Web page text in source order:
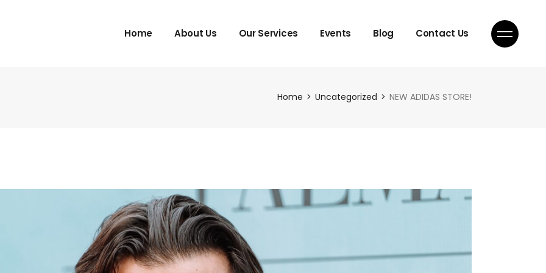
Home About Us Our Services Events Blog Contact Us
Home Uncategorized NEW ADIDAS STORE!